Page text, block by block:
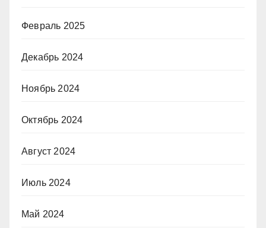
Февраль 2025
Декабрь 2024
Ноябрь 2024
Октябрь 2024
Август 2024
Июль 2024
Май 2024